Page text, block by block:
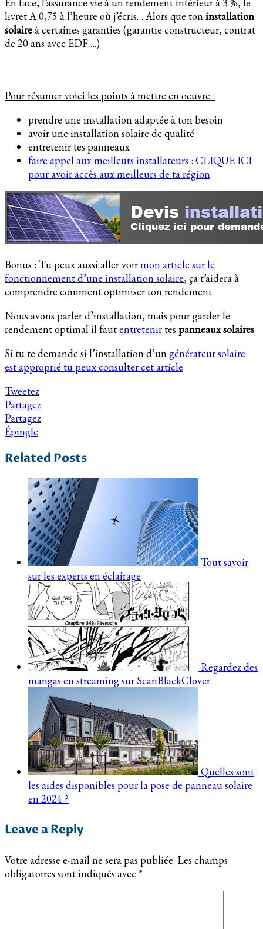
En face, l’assurance vie à un rendement inférieur à 3 %, le
livret A 0,75 à l’heure où j’écris… Alors que toninstallation
solaireà certaines garanties (garantie constructeur, contrat
de 20 ans avec EDF….)
Pour résumer voici les points à mettre en oeuvre :
prendre une installation adaptée à ton besoin
avoir une installation solaire de qualité
entretenir tes panneaux
faire appel aux meilleurs installateurs : CLIQUE ICI
pour avoir accès aux meilleurs de ta région
Bonus : Tu peux aussi aller voirmon article sur le
fonctionnement d’une installation solaire, ça t’aidera à
comprendre comment optimiser ton rendement
Nous avons parler d’installation, mais pour garder le
rendement optimal il fautentretenirtes panneaux solaires.
Si tu te demande si l’installation d’ungénérateur solaire
est approprié tu peux consulter cet article
Tweetez
Partagez
Partagez
Épingle
Related Posts
Tout savoir
sur les experts en éclairage
Regardez des
mangas en streaming sur ScanBlackClover.
Quelles sont
les aides disponibles pour la pose de panneau solaire
en 2024 ?
Leave a Reply
Votre adresse e-mail ne sera pas publiée. Les champs
obligatoires sont indiqués avec *